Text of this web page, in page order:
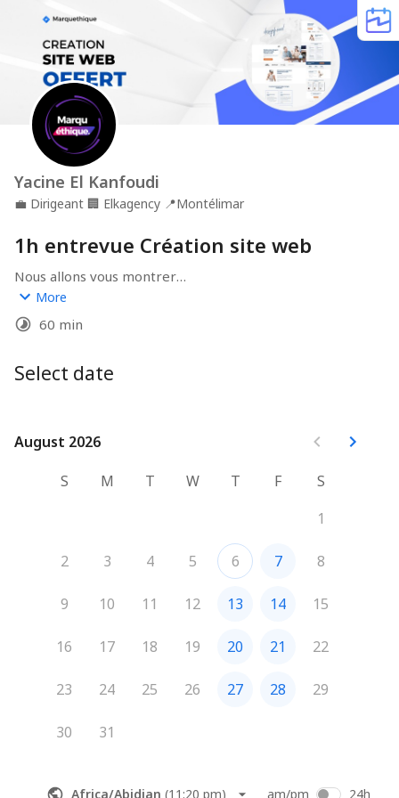
Yacine El Kanfoudi
💼 Dirigeant 🏢 Elkagency 📍Montélimar
1h entrevue Création site web
Nous allons vous montrer
- le processus
- répondre à vos questions
More
60 min
Select date
August 2026
August 2026
S
M T W T F
S
1
2 3 4 5 6 7 8
9 10 11 12 13 14 15
16 17 18 19 20 21 22
23 24 25 26 27 28 29
30 31
Africa/Abidjan (11:20 pm) am/pm 24h